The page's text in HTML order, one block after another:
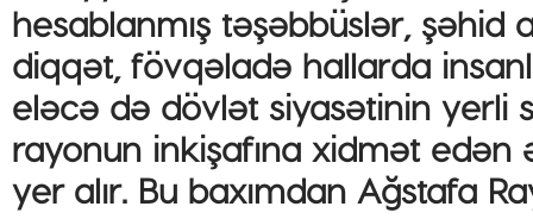
hesablanmış təşəbbüslər,
diqqət, fövqəladə hallarda
eləcə də dövlət siyasətinin yerli
rayonun inkişafına xidmət edən
yer alır. Bu baxımdan Ağstafa